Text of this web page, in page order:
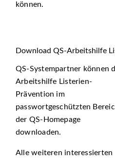
können.
Download QS-Arbeitshilfe
QS-Systempartner können
Arbeitshilfe Listerien-
Prävention im
passwortgeschützten
der QS-Homepage
downloaden.
Alle weiteren interessierten